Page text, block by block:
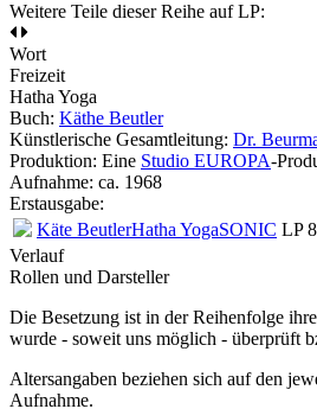
Weitere Teile dieser Reihe auf LP:
Wort
Freizeit
Hatha Yoga
Buch: Käthe Beutler
Künstlerische Gesamtleitung: Dr.
Produktion: Eine Studio EUROPA-
Aufnahme: ca. 1968
Erstausgabe:
Käte BeutlerHatha YogaSONIC LP
Verlauf
Rollen und Darsteller
Die Besetzung ist in derReihenfolge
wurde - soweit uns möglich - überprüft
Altersangaben beziehen sich auf den
Aufnahme.